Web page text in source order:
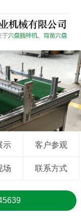
示 客户参观
场 联系方式